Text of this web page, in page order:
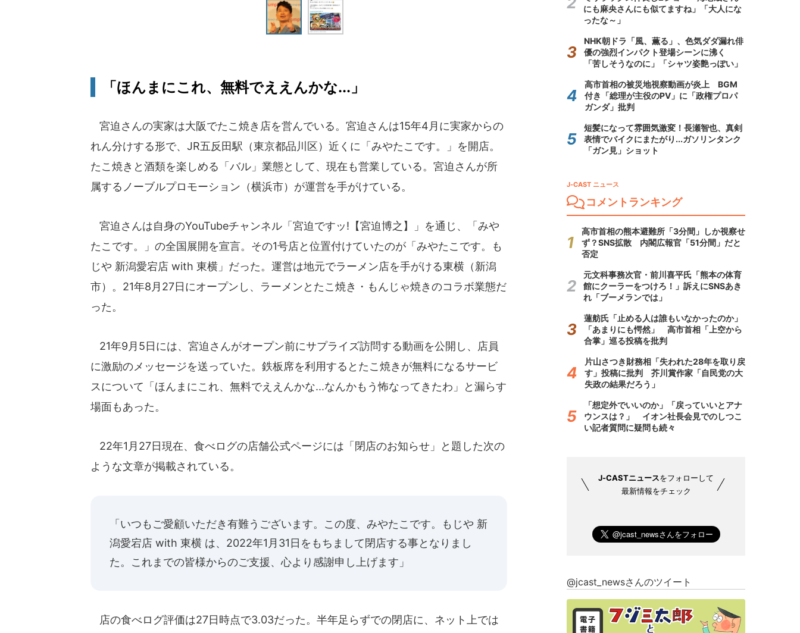
「ほんまにこれ、無料でええんかな...」
宮迫さんの実家は大阪でたこ焼き店を営んでいる。宮迫さんは15年4月に実家からの
れん分けする形で、JR五反田駅（東京都品川区）近くに「みやたこです。」を開店。
たこ焼きと酒類を楽しめる「バル」業態として、現在も営業している。宮迫さんが所
属するノーブルプロモーション（横浜市）が運営を手がけている。
宮迫さんは自身のYouTubeチャンネル「宮迫ですッ!【宮迫博之】」を通じ、「みや
たこです。」の全国展開を宣言。その1号店と位置付けていたのが「みやたこです。も
じや 新潟愛宕店 with 東横」だった。運営は地元でラーメン店を手がける東横（新潟
市）。21年8月27日にオープンし、ラーメンとたこ焼き・もんじゃ焼きのコラボ業態だ
った。
21年9月5日には、宮迫さんがオープン前にサプライズ訪問する動画を公開し、店員
に激励のメッセージを送っていた。鉄板席を利用するとたこ焼きが無料になるサービ
スについて「ほんまにこれ、無料でええんかな...なんかもう怖なってきたわ」と漏らす
場面もあった。
22年1月27日現在、食べログの店舗公式ページには「閉店のお知らせ」と題した次の
ような文章が掲載されている。
「いつもご愛顧いただき有難うございます。この度、みやたこです。もじや 新
潟愛宕店 with 東横 は、2022年1月31日をもちまして閉店する事となりまし
た。これまでの皆様からのご支援、心より感謝申し上げます」
店の食べログ評価は27日時点で3.03だった。半年足らずでの閉店に、ネット上では
にも麻央さんにも似てますね」「大人にな
ったな～」
NHK朝ドラ「風、薫る」、色気ダダ漏れ俳
優の強烈インパクト登場シーンに沸く
「苦しそうなのに」「シャツ姿艶っぽい」
高市首相の被災地視察動画が炎上 BGM
付き「総理が主役のPV」に「政権プロパ
ガンダ」批判
短髪になって雰囲気激変！長瀬智也、真剣
表情でバイクにまたがり...ガソリンタンク
「ガン見」ショット
J-CAST ニュース
コメントランキング
高市首相の熊本避難所「3分間」しか視察せ
ず？SNS拡散 内閣広報官「51分間」だと
否定
元文科事務次官・前川喜平氏「熊本の体育
館にクーラーをつけろ！」訴えにSNSあき
れ「ブーメランでは」
蓮舫氏「止める人は誰もいなかったのか」
「あまりにも愕然」 高市首相「上空から
合掌」巡る投稿を批判
片山さつき財務相「失われた28年を取り戻
す」投稿に批判 芥川賞作家「自民党の大
失政の結果だろう」
「想定外でいいのか」「戻っていいとアナ
ウンスは？」 イオン社長会見でのしつこ
い記者質問に疑問も続々
J-CASTニュースをフォローして
最新情報をチェック
@jcast_newsさんのツイート